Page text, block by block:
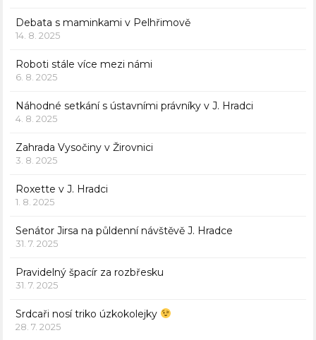
Debata s maminkami v Pelhřimově
14. 8. 2025
Roboti stále více mezi námi
6. 8. 2025
Náhodné setkání s ústavními právníky v J. Hradci
4. 8. 2025
Zahrada Vysočiny v Žirovnici
3. 8. 2025
Roxette v J. Hradci
1. 8. 2025
Senátor Jirsa na půldenní návštěvě J. Hradce
31. 7. 2025
Pravidelný špacír za rozbřesku
31. 7. 2025
Srdcaři nosí triko úzkokolejky
28. 7. 2025